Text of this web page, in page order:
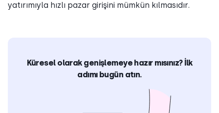
yatırımıyla hızlı pazar girişini mümkün kılmasıdır.
Küresel olarak genişlemeye hazır mısınız? İlk
adımı bugün atın.